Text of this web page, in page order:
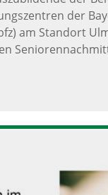
der
am Standort